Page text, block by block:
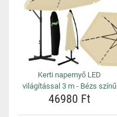
Kerti napernyő LED
világítással 3 m - Bézs színű
46980 Ft